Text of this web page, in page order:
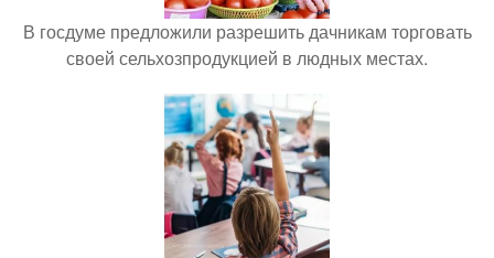
В госдуме предложили разрешить дачникам торговать
своей сельхозпродукцией в людных местах.